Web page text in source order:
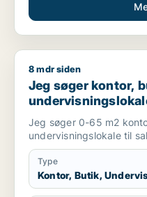
Jeg søger kontor, butik
8 mdr siden
Jeg søger kontor,
Storkøbenhavn,
m.fl.
Jeg søger 0-65 m2
undervisningslokale til
Type
Kontor, Butik,